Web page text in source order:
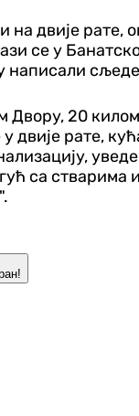
на двије рате,
се у
написали
Двору, 20
двије рате,
са стварима